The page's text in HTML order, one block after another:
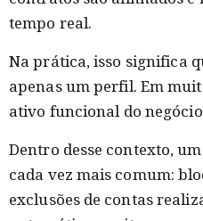
tempo real.
Na prática, isso significa
apenas um perfil. Em
ativo funcional do
Dentro desse contexto,
cada vez mais comum:
exclusões de contas